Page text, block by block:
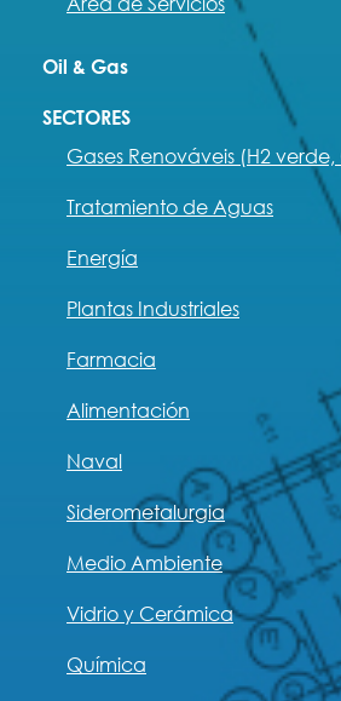
Oil & Gas
SECTORES
Gases Renováveis (H2
Tratamiento de Aguas
Energía
Plantas Industriales
Farmacia
Alimentación
Naval
Siderometalurgia
Medio Ambiente
Vidrio y Cerámica
Química